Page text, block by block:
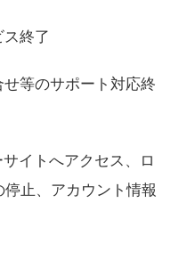
終了
等のサポート対応終
サイトへアクセス、ロ
止、アカウント情報